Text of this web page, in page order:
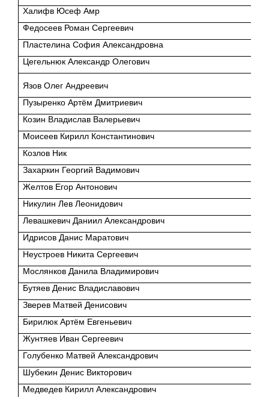
Халифв Юсеф Амр
Федосеев Роман Сергеевич
Пластелина София Александровна
Цегельнюк Александр Олегович
Язов Олег Андреевич
Пузыренко Артём Дмитриевич
Козин Владислав Валерьевич
Моисеев Кирилл Константинович
Козлов Ник
Захаркин Георгий Вадимович
Желтов Егор Антонович
Никулин Лев Леонидович
Левашкевич Даниил Александрович
Идрисов Данис Маратович
Неустроев Никита Сергеевич
Мослянков Данила Владимирович
Бутяев Денис Владиславович
Зверев Матвей Денисович
Бирилюк Артём Евгеньевич
Жунтяев Иван Сергеевич
Голубенко Матвей Александрович
Шубекин Денис Викторович
Медведев Кирилл Александрович